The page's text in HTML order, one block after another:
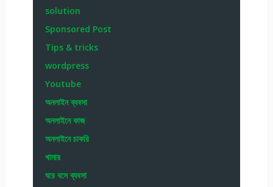
solution
Sponsored Post
Tips & tricks
wordpress
Youtube
অনলাইন ব্যবসা
অনলাইনে কাজ
অনলাইনে চাকরি
খামার
ঘরে বসে ব্যবসা